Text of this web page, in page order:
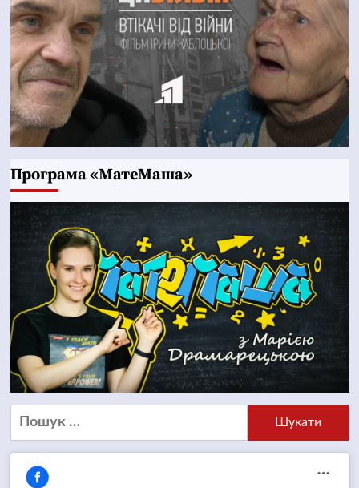
Програма «МатеМаша»
Пошук: